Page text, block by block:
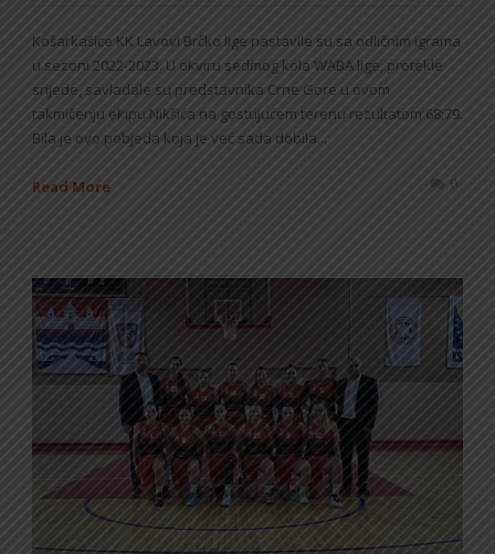
Košarkašice KK Lavovi Brčko lige nastavile su sa odličnim igrama
u sezoni 2022-2023. U okviru sedmog kola WABA lige, protekle
srijede, savladale su predstavnika Crne Gore u ovom
takmičenju ekipu Nikšića na gostujućem terenu rezultatom 68:79.
Bila je ovo pobjeda koja je već sada dobila...
Read More 0